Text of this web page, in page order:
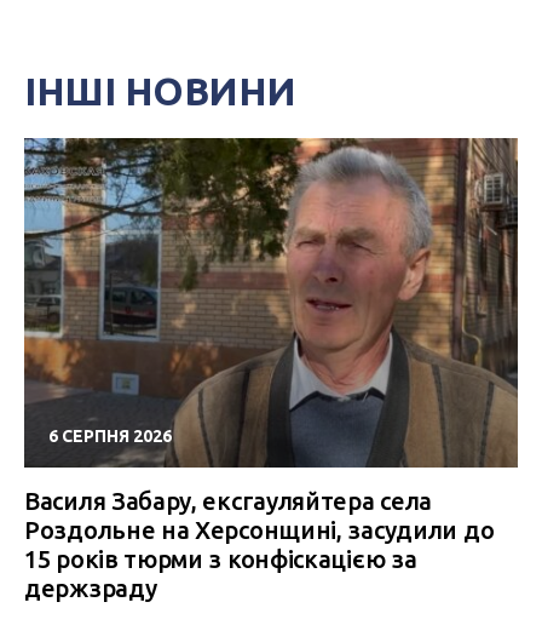
ІНШІ НОВИНИ
6 СЕРПНЯ 2026
Василя Забару, ексгауляйтера села
Роздольне на Херсонщині, засудили до
15 років тюрми з конфіскацією за
держзраду